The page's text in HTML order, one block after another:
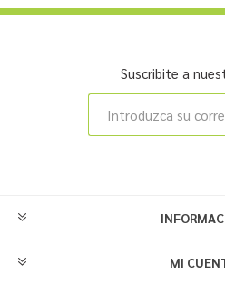
Suscribite a
MI